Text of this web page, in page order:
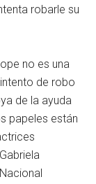
robarle su
no es una
de robo
de la ayuda
papeles están